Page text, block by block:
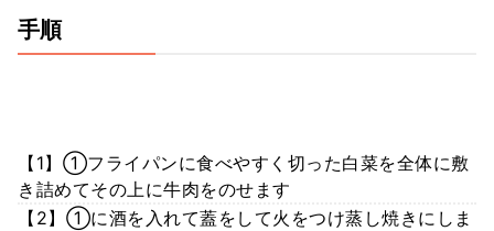
手順
【1】①フライパンに食べやすく切った白菜を全体に敷
き詰めてその上に牛肉をのせます
【2】①に酒を入れて蓋をして火をつけ蒸し焼きにしま